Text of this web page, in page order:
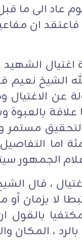
عاد الى ما
ان
الشهيد
الشيخ
عن الاغتيال
بالعبوة
اما
الجمهور
، قال
لا بزمان
، المكان